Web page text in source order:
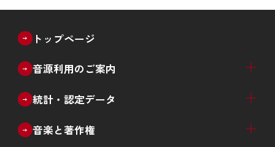
トップページ
音源利用のご案内
ブライダル
教育・文化催事
放送番組のインターネット配信
放送番組以外のライブ配信等
音源利用許諾窓口一覧
統計・認定データ
音楽ソフト売上推計（四半期）
音楽配信売上推計（四半期）
音楽ソフト・音楽配信売上推計（四半期）
生産実績（月次）
レコード産業 年次推移
新譜数（ジャンル別、種類別）
カタログ数（ジャンル別）
デビューアーティスト数推移
過去の統計データ
ゴールドディスク認定
ダウンロード認定
ストリーミング認定
日本ゴールドディスク大賞
音楽と著作権